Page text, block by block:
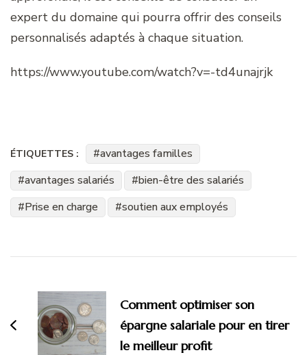
expert du domaine qui pourra offrir des conseils
personnalisés adaptés à chaque situation.
https://www.youtube.com/watch?v=-td4unajrjk
ÉTIQUETTES :
avantages familles
avantages salariés
bien-être des salariés
Prise en charge
soutien aux employés
d'article
Comment optimiser son
épargne salariale pour en tirer
le meilleur profit